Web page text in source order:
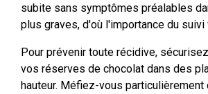
subite sans symptômes préalables
plus graves, d'où l'importance du suivi
Pour prévenir toute récidive,
vos réserves de chocolat dans des
hauteur. Méfiez-vous particulièrement